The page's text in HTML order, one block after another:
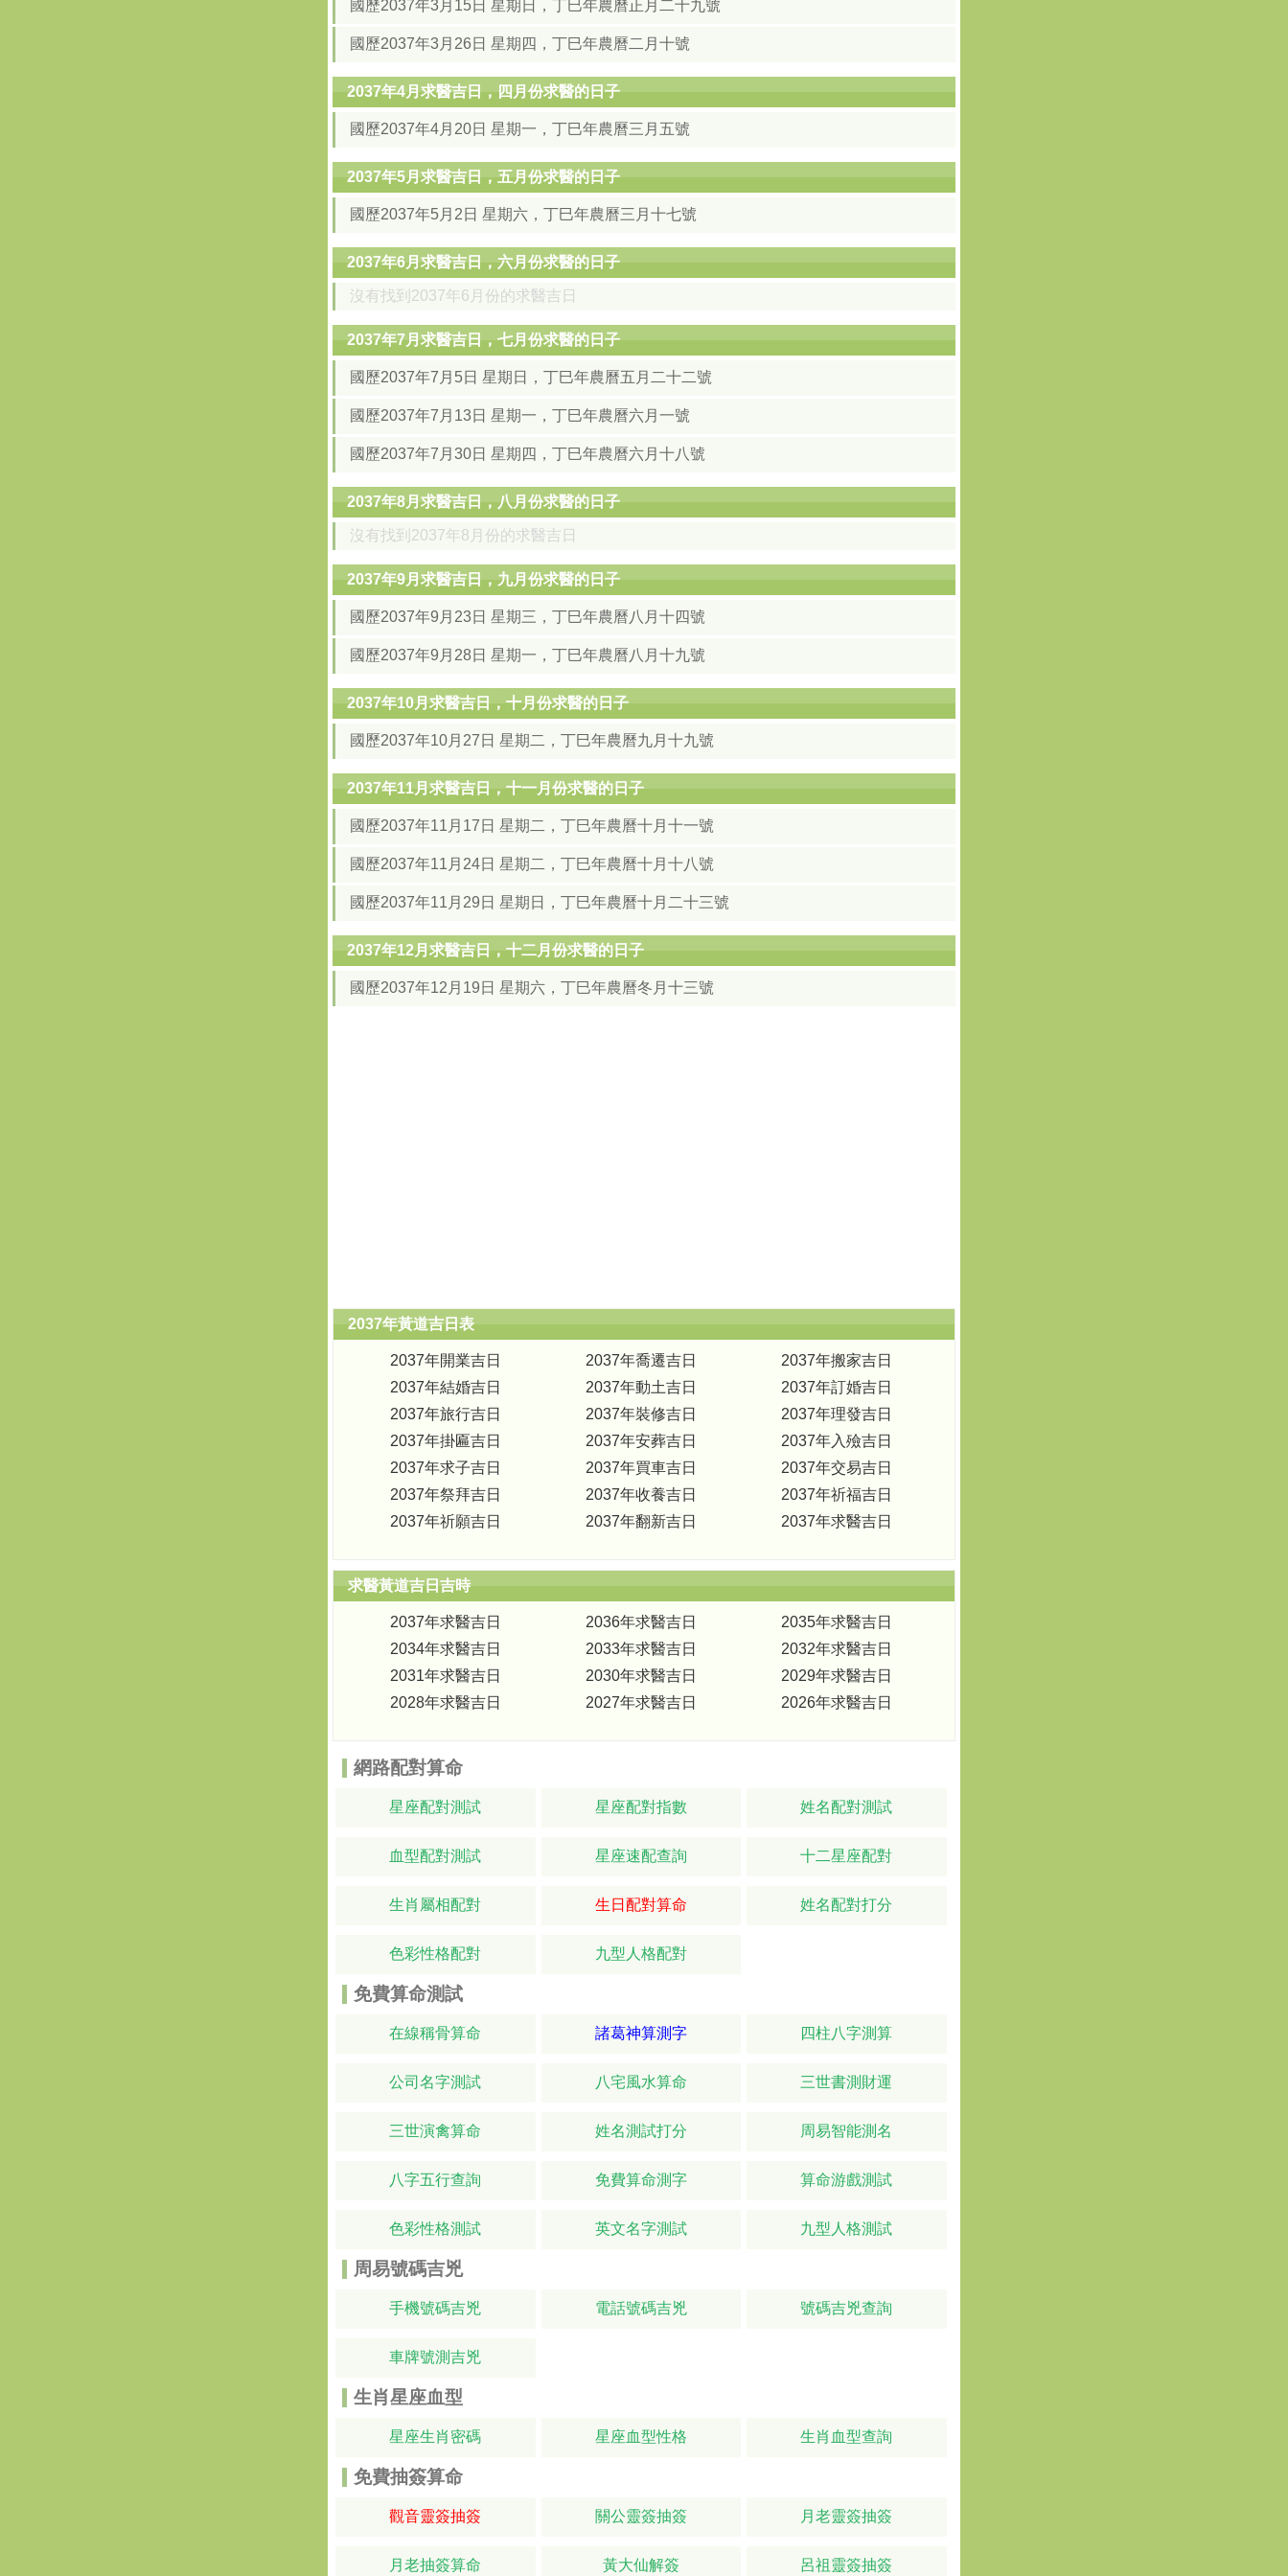
國歷2037年3月15日 星期日，丁巳年農曆正月二十九號
國歷2037年3月26日 星期四，丁巳年農曆二月十號
2037年4月求醫吉日，四月份求醫的日子
國歷2037年4月20日 星期一，丁巳年農曆三月五號
2037年5月求醫吉日，五月份求醫的日子
國歷2037年5月2日 星期六，丁巳年農曆三月十七號
2037年6月求醫吉日，六月份求醫的日子
沒有找到2037年6月份的求醫吉日
2037年7月求醫吉日，七月份求醫的日子
國歷2037年7月5日 星期日，丁巳年農曆五月二十二號
國歷2037年7月13日 星期一，丁巳年農曆六月一號
國歷2037年7月30日 星期四，丁巳年農曆六月十八號
2037年8月求醫吉日，八月份求醫的日子
沒有找到2037年8月份的求醫吉日
2037年9月求醫吉日，九月份求醫的日子
國歷2037年9月23日 星期三，丁巳年農曆八月十四號
國歷2037年9月28日 星期一，丁巳年農曆八月十九號
2037年10月求醫吉日，十月份求醫的日子
國歷2037年10月27日 星期二，丁巳年農曆九月十九號
2037年11月求醫吉日，十一月份求醫的日子
國歷2037年11月17日 星期二，丁巳年農曆十月十一號
國歷2037年11月24日 星期二，丁巳年農曆十月十八號
國歷2037年11月29日 星期日，丁巳年農曆十月二十三號
2037年12月求醫吉日，十二月份求醫的日子
國歷2037年12月19日 星期六，丁巳年農曆冬月十三號
2037年黃道吉日表
2037年開業吉日 2037年喬遷吉日
2037年搬家吉日
2037年結婚吉日
2037年動土吉日
2037年訂婚吉日
2037年旅行吉日
2037年裝修吉日
2037年理發吉日
2037年掛匾吉日
2037年安葬吉日
2037年入殮吉日
2037年求子吉日
2037年買車吉日
2037年交易吉日
2037年祭拜吉日
2037年收養吉日
2037年祈福吉日
2037年祈願吉日
2037年翻新吉日 2037年求醫吉日
求醫黃道吉日吉時
2037年求醫吉日 2036年求醫吉日
2035年求醫吉日
2034年求醫吉日
2033年求醫吉日
2032年求醫吉日
2031年求醫吉日
2030年求醫吉日
2029年求醫吉日
2028年求醫吉日
2027年求醫吉日 2026年求醫吉日
網路配對算命
星座配對測試 星座配對指數 姓名配對測試
血型配對測試 星座速配查詢 十二星座配對
生肖屬相配對 生日配對算命 姓名配對打分
色彩性格配對 九型人格配對
免費算命測試
在線稱骨算命 諸葛神算測字 四柱八字測算
公司名字測試 八宅風水算命 三世書測財運
三世演禽算命 姓名測試打分 周易智能測名
八字五行查詢 免費算命測字 算命游戲測試
色彩性格測試 英文名字測試 九型人格測試
周易號碼吉兇
手機號碼吉兇 電話號碼吉兇 號碼吉兇查詢
車牌號測吉兇
生肖星座血型
星座生肖密碼 星座血型性格 生肖血型查詢
免費抽簽算命
觀音靈簽抽簽 關公靈簽抽簽 月老靈簽抽簽
月老抽簽算命 黃大仙解簽 呂祖靈簽抽簽